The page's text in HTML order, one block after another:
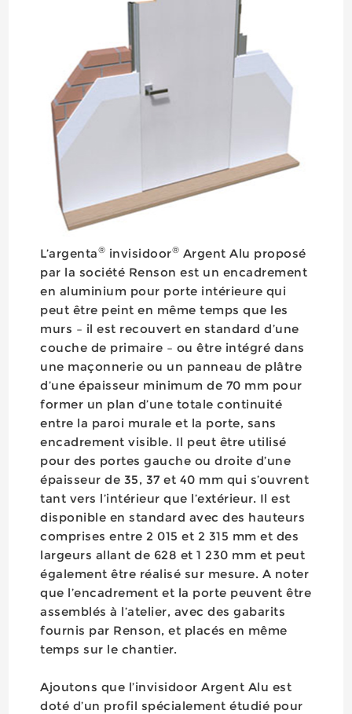
L’argenta® invisidoor® Argent Alu proposé
par la société Renson est un encadrement
en aluminium pour porte intérieure qui
peut être peint en même temps que les
murs – il est recouvert en standard d’une
couche de primaire – ou être intégré dans
une maçonnerie ou un panneau de plâtre
d’une épaisseur minimum de 70 mm pour
former un plan d’une totale continuité
entre la paroi murale et la porte, sans
encadrement visible. Il peut être utilisé
pour des portes gauche ou droite d’une
épaisseur de 35, 37 et 40 mm qui s’ouvrent
tant vers l’intérieur que l’extérieur. Il est
disponible en standard avec des hauteurs
comprises entre 2 015 et 2 315 mm et des
largeurs allant de 628 et 1 230 mm et peut
également être réalisé sur mesure. A noter
que l’encadrement et la porte peuvent être
assemblés à l’atelier, avec des gabarits
fournis par Renson, et placés en même
temps sur le chantier.
Ajoutons que l’invisidoor Argent Alu est
doté d’un profil spécialement étudié pour